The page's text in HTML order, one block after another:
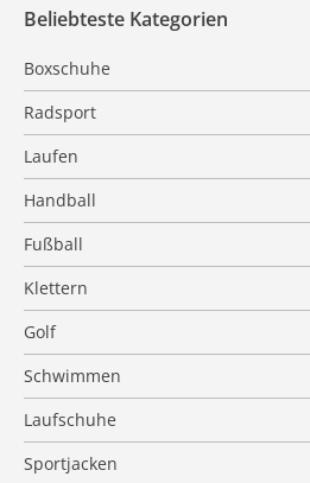
Beliebteste Kategorien
Boxschuhe
Radsport
Laufen
Handball
Fußball
Klettern
Golf
Schwimmen
Laufschuhe
Sportjacken